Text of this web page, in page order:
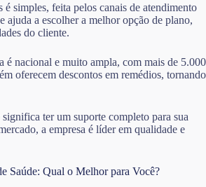
é simples, feita pelos canais de atendimento
ajuda a escolher a melhor opção de plano,
do cliente.
é nacional e muito ampla, com mais de 5.000
oferecem descontos em remédios, tornando
significa ter um suporte completo para sua
a empresa é líder em qualidade e
Saúde: Qual o Melhor para Você?